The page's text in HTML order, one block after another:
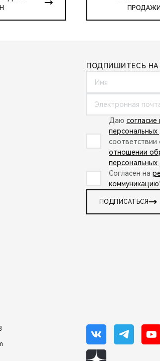
ПРОДАЖИ
ПОДПИШИТЕСЬ НА
Даю
соответствии
отношении
Согласен на
коммуникацию
ПОДПИСАТЬСЯ